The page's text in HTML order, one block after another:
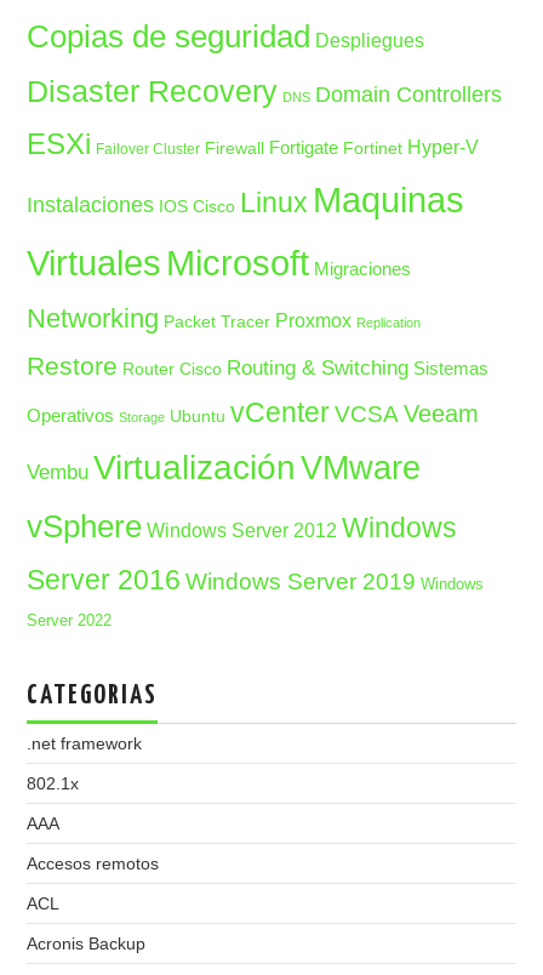
Copias de seguridad Despliegues
Disaster Recovery DNS Domain Controllers
ESXi Failover Cluster Firewall Fortigate Fortinet Hyper-V
Instalaciones IOS Cisco Linux Maquinas
Virtuales Microsoft Migraciones
Networking Packet Tracer Proxmox Replication
Restore Router Cisco Routing & Switching Sistemas
Operativos Storage Ubuntu vCenter VCSA Veeam
Vembu Virtualización VMware
vSphere Windows Server 2012 Windows
Server 2016 Windows Server 2019 Windows
Server 2022
CATEGORIAS
.net framework
802.1x
AAA
Accesos remotos
ACL
Acronis Backup